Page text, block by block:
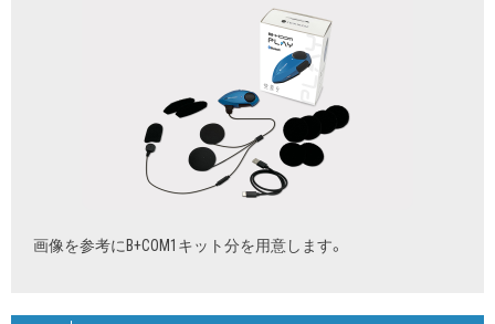
画像を参考にB+COM1キット分を用意します。